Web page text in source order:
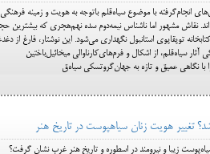
انجام‌گرفته با موضوع سیاه‌قلم باتوجه به‌ هویت و زمینه‌ فرهنگی
نقاش مشهور اما ناشناس نیمه‌دوم سده نهم‌هجری که بیشترین
توپقاپوی‌ استانبول نگهداری می‌شود. این نوشتار، فارغ از
سیاه‌قلم، از اشکال و فرم‌های‌کارناوالی میخائیل‌باختین
نگاهی عمیق و تازه به جهان‌گروتسکی سیاه‌ق
تغییر هویت زنان سیاهپوست در تاریخ هنر
زیبا و نیرومند در اسطوره‌ و تاریخ هنر غرب نشان گرفت؟